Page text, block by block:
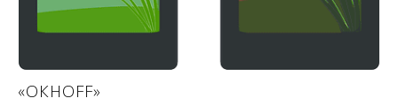
«ОКНОFF»